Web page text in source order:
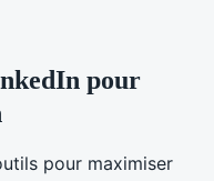
pour
pour maximiser